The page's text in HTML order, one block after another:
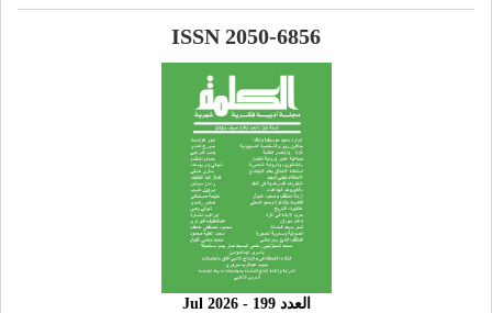
ISSN 2050-6856
العدد 199 - 2026 Jul